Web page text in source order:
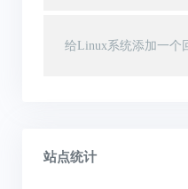
给Linux系统添加一个
站点统计